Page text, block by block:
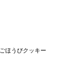
ごほうびクッキー